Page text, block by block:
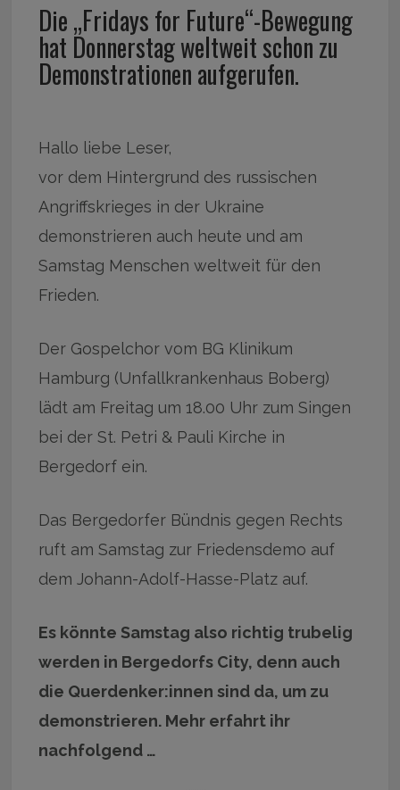
Die „Fridays for Future“-Bewegung
hat Donnerstag weltweit schon zu
Demonstrationen aufgerufen.
Hallo liebe Leser,
vor dem Hintergrund des russischen
Angriffskrieges in der Ukraine
demonstrieren auch heute und am
Samstag Menschen weltweit für den
Frieden.
Der Gospelchor vom BG Klinikum
Hamburg (Unfallkrankenhaus Boberg)
lädt am Freitag um 18.00 Uhr zum Singen
bei der St. Petri & Pauli Kirche in
Bergedorf ein.
Das Bergedorfer Bündnis gegen Rechts
ruft am Samstag zur Friedensdemo auf
dem Johann-Adolf-Hasse-Platz auf.
Es könnte Samstag also richtig trubelig
werden in Bergedorfs City, denn auch
die Querdenker:innen sind da, um zu
demonstrieren. Mehr erfahrt ihr
nachfolgend …